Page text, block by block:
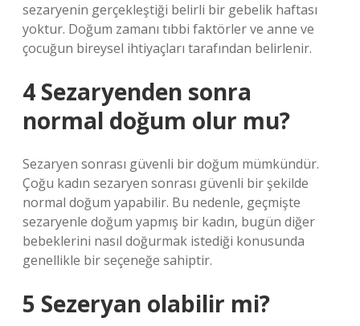
sezaryenin gerçekleştiği belirli bir gebelik haftası
yoktur. Doğum zamanı tıbbi faktörler ve anne ve
çocuğun bireysel ihtiyaçları tarafından belirlenir.
4 Sezaryenden sonra
normal doğum olur mu?
Sezaryen sonrası güvenli bir doğum mümkündür.
Çoğu kadın sezaryen sonrası güvenli bir şekilde
normal doğum yapabilir. Bu nedenle, geçmişte
sezaryenle doğum yapmış bir kadın, bugün diğer
bebeklerini nasıl doğurmak istediği konusunda
genellikle bir seçeneğe sahiptir.
5 Sezeryan olabilir mi?